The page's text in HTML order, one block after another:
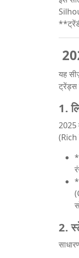
यह
ट्रेंड्स
1.
2025
2.